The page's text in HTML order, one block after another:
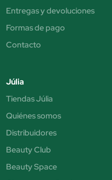
Entregas y devoluciones
Formas de pago
Contacto
Júlia
Tiendas Júlia
Quiénes somos
Distribuidores
Beauty Club
Beauty Space